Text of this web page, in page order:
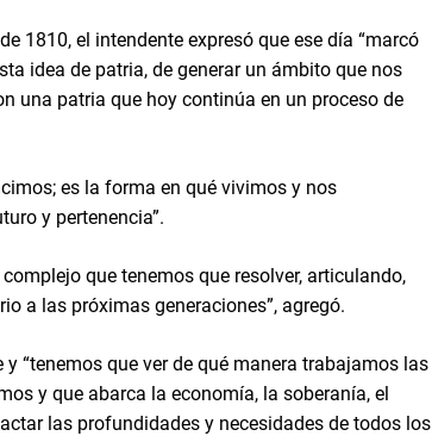
1810, el intendente expresó que ese día “marcó
idea de patria, de generar un ámbito que nos
una patria que hoy continúa en un proceso de
es la forma en qué vivimos y nos
y pertenencia”.
que tenemos que resolver, articulando,
a las próximas generaciones”, agregó.
“tenemos que ver de qué manera trabajamos las
y que abarca la economía, la soberanía, el
las profundidades y necesidades de todos los